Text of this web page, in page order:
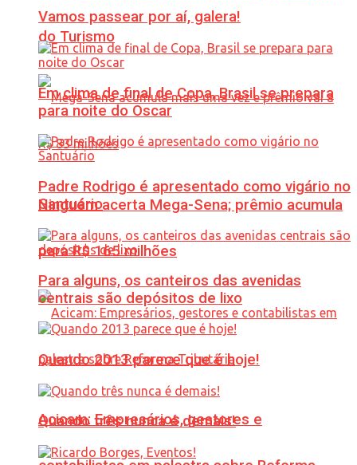
do Turismo
Ninguém acerta Mega-Sena; prêmio acumula
para R$ 165 milhões
Acicam: Empresários, gestores e
Vamos passear por aí, galera!
Em clima de final de Copa, Brasil se prepara
para noite do Oscar
Padre Rodrigo é apresentado como vigário no
Santuário
Para alguns, os canteiros das avenidas
centrais são depósitos de lixo
Quando 2013 parece que é hoje!
Quando três nunca é demais!